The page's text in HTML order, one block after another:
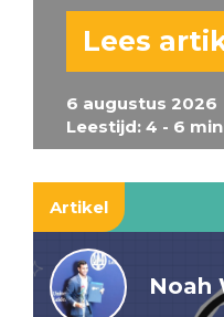
6 augustus 2026
Leestijd: 4 - 6 min
Lees
Artikel
Noah